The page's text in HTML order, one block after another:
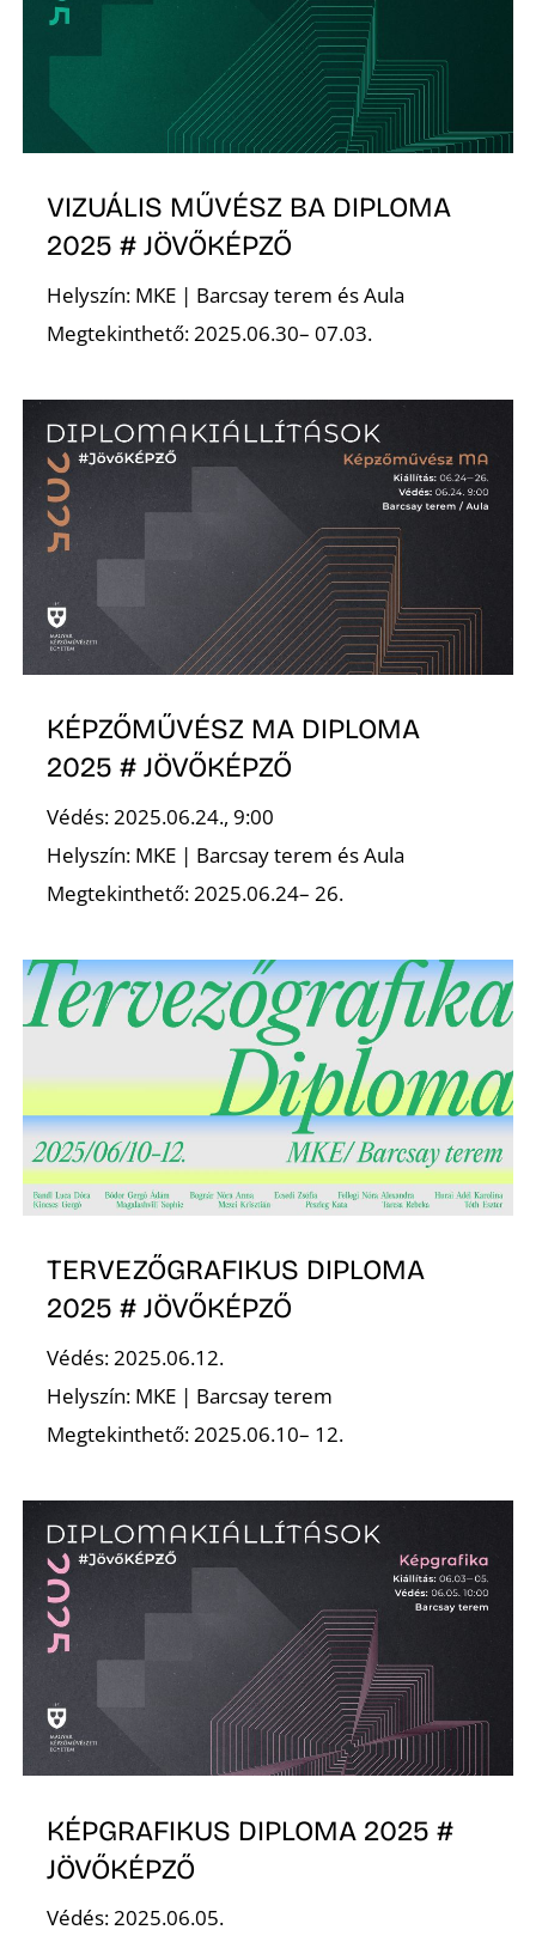
VIZUÁLIS MŰVÉSZ BA DIPLOMA
2025 # JÖVŐKÉPZŐ
Helyszín: MKE | Barcsay terem és Aula
Megtekinthető: 2025.06.30– 07.03.
KÉPZŐMŰVÉSZ MA DIPLOMA
2025 # JÖVŐKÉPZŐ
Védés: 2025.06.24., 9:00
Helyszín: MKE | Barcsay terem és Aula
Megtekinthető: 2025.06.24– 26.
TERVEZŐGRAFIKUS DIPLOMA
2025 # JÖVŐKÉPZŐ
Védés: 2025.06.12.
Helyszín: MKE | Barcsay terem
Megtekinthető: 2025.06.10– 12.
KÉPGRAFIKUS DIPLOMA 2025 #
JÖVŐKÉPZŐ
Védés: 2025.06.05.